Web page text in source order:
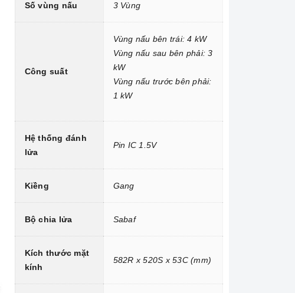
Số vùng nấu 3 Vùng
Công suất
Vùng nấu bên trái: 4 kW
Vùng nấu sau bên phải: 3
kW
Vùng nấu trước bên phải:
1 kW
Hệ thống đánh
lửa
Pin IC 1.5V
Kiềng Gang
Bộ chia lửa Sabaf
Kích thước mặt
kính
582R x 520S x 53C (mm)